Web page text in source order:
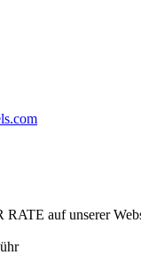
auf unserer